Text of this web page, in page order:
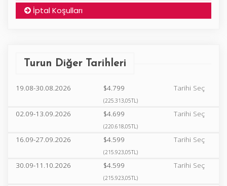
İptal Koşulları
Turun Diğer Tarihleri
19.08-30.08.2026 $4.799
(225.313,05TL)
Tarihi Seç
02.09-13.09.2026 $4.699
(220.618,05TL)
Tarihi Seç
16.09-27.09.2026 $4.599
(215.923,05TL)
Tarihi Seç
30.09-11.10.2026 $4.599
(215.923,05TL)
Tarihi Seç